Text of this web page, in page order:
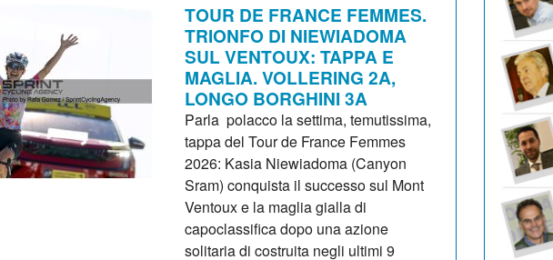
TOUR DE FRANCE FEMMES.
TRIONFO DI NIEWIADOMA
SUL VENTOUX: TAPPA E
MAGLIA. VOLLERING 2A,
LONGO BORGHINI 3A
Parla polacco la settima, temutissima,
tappa del Tour de France Femmes
2026: Kasia Niewiadoma (Canyon
Sram) conquista il successo sul Mont
Ventoux e la maglia gialla di
capoclassifica dopo una azione
solitaria di costruita negli ultimi 9